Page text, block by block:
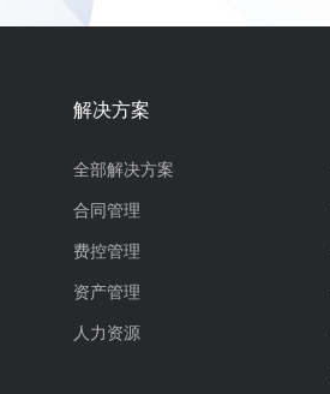
解决方案
全部解决方案
合同管理
费控管理
资产管理
人力资源